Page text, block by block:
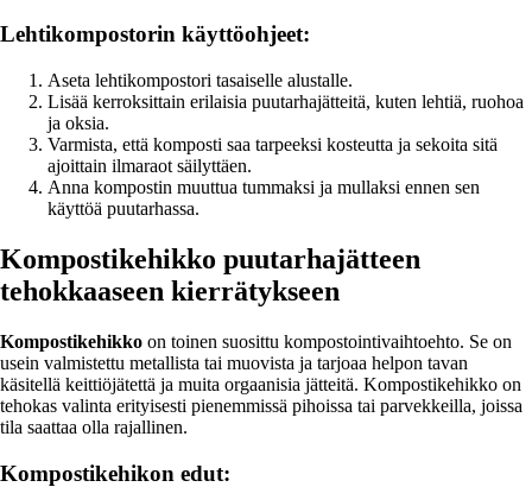
Lehtikompostorin käyttöohjeet:
Aseta lehtikompostori tasaiselle alustalle.
Lisää kerroksittain erilaisia puutarhajätteitä, kuten lehtiä, ruohoa
ja oksia.
Varmista, että komposti saa tarpeeksi kosteutta ja sekoita sitä
ajoittain ilmaraot säilyttäen.
Anna kompostin muuttua tummaksi ja mullaksi ennen sen
käyttöä puutarhassa.
Kompostikehikko puutarhajätteen
tehokkaaseen kierrätykseen
Kompostikehikko on toinen suosittu kompostointivaihtoehto. Se on
usein valmistettu metallista tai muovista ja tarjoaa helpon tavan
käsitellä keittiöjätettä ja muita orgaanisia jätteitä. Kompostikehikko on
tehokas valinta erityisesti pienemmissä pihoissa tai parvekkeilla, joissa
tila saattaa olla rajallinen.
Kompostikehikon edut: